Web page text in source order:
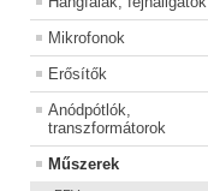
Mikrofonok
Erősítők
Anódpótlók,
transzformátorok
Műszerek